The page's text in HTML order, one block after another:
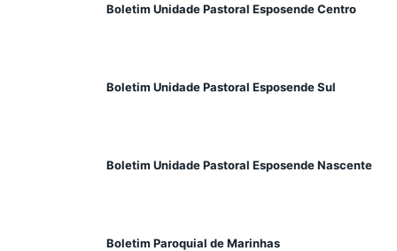
Boletim Unidade Pastoral Esposende Centro
Boletim Unidade Pastoral Esposende Sul
Boletim Unidade Pastoral Esposende Nascente
Boletim Paroquial de Marinhas